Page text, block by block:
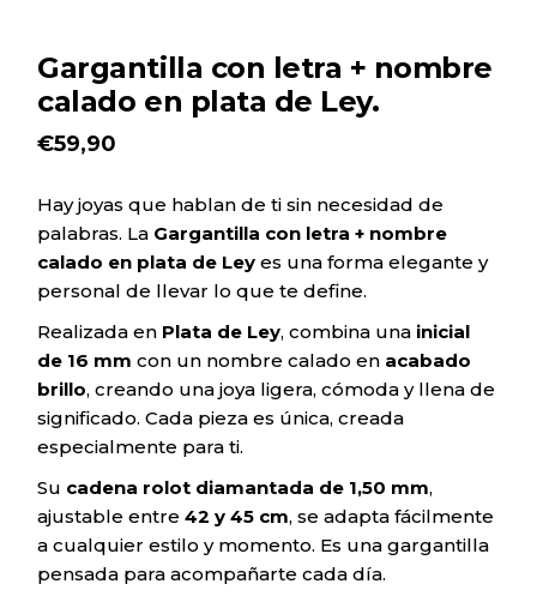
Gargantilla con letra + nombre
calado en plata de Ley.
€59,90
Hay joyas que hablan de ti sin necesidad de
palabras. La Gargantilla con letra + nombre
calado en plata de Ley es una forma elegante y
personal de llevar lo que te define.
Realizada en Plata de Ley, combina una inicial
de 16 mm con un nombre calado en acabado
brillo, creando una joya ligera, cómoda y llena de
significado. Cada pieza es única, creada
especialmente para ti.
Su cadena rolot diamantada de 1,50 mm,
ajustable entre42 y 45 cm, se adapta fácilmente
a cualquier estilo y momento. Es una gargantilla
pensada para acompañarte cada día.